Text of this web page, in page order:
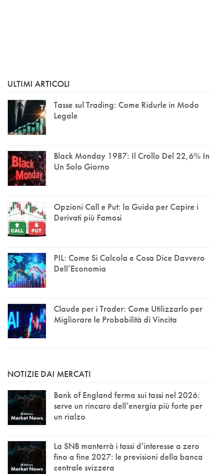
ULTIMI ARTICOLI
Tasse sul Trading: Come Ridurle in Modo
Legale
Black Monday 1987: Il Crollo Del 22,6% In
Un Solo Giorno
Opzioni Call e Put: la Guida per Capire i
Derivati più Famosi
PIL: Come Si Calcola e Cosa Dice Davvero
Dell’Economia
Claude per i Trader: Come Utilizzarlo per
Migliorare le Probabilità di Vincita
NOTIZIE DAI MERCATI
Bank of England ferma sui tassi nel 2026:
serve un rincaro dell’energia più forte per
un rialzo
La SNB manterrà i tassi d’interesse a zero
fino a fine 2027: le previsioni della banca
centrale svizzera